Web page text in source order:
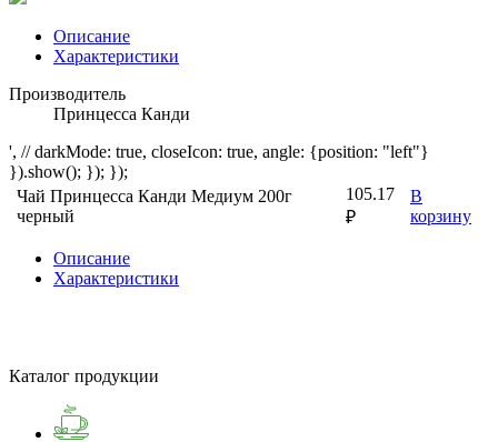
Описание
Характеристики
Производитель
Принцесса Канди
', // darkMode: true, closeIcon: true, angle: {position: "left"}
}).show(); }); });
Чай Принцесса Канди Медиум 200г
черный
105.17
₽
В
корзину
Описание
Характеристики
Каталог продукции